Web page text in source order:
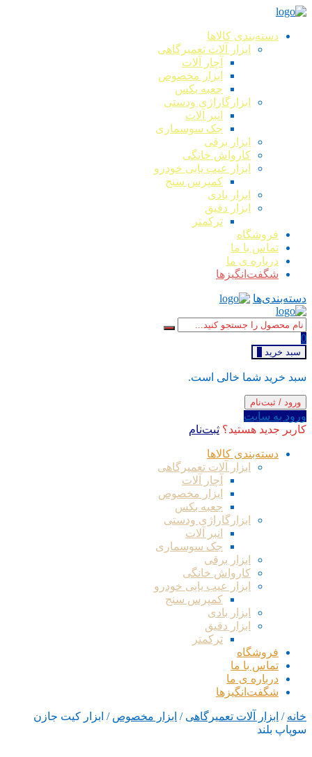
دسته‌بندی کالاها
ابزار آلات تعمیرگاهی
آچار آلات
ابزار مخصوص
جعبه بکس
ابزارگاراژی ودستی
انبر آلات
جک سوسماری
ابزار برقی
کارواش خانگی
ابزار عیب یابی خودرو
کمپرس سنج
ابزار بادی
ابزار دقیق
ترکمتر
فروشگاه
تماس با ما
درباره ی ما
شگفت‌انگیزها
دسته‌بندی‌ها
0
سبد خرید
سبد خرید شما خالی است.
ورود / ثبت‌نام
ورود به سایت
کاربر جدید هستید؟ ثبت‌نام
دسته‌بندی کالاها
ابزار آلات تعمیرگاهی
آچار آلات
ابزار مخصوص
جعبه بکس
ابزارگاراژی ودستی
انبر آلات
جک سوسماری
ابزار برقی
کارواش خانگی
ابزار عیب یابی خودرو
کمپرس سنج
ابزار بادی
ابزار دقیق
ترکمتر
فروشگاه
تماس با ما
درباره ی ما
شگفت‌انگیزها
خانه / ابزار آلات تعمیرگاهی / ابزار مخصوص / ابزار کیت جازن
سوپاپ بلند